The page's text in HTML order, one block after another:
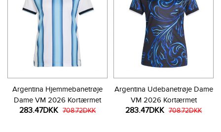
Argentina Hjemmebanetrøje
Dame VM 2026 Kortærmet
283.47DKK 708.72DKK
Argentina Udebanetrøje Dame
VM 2026 Kortærmet
283.47DKK 708.72DKK